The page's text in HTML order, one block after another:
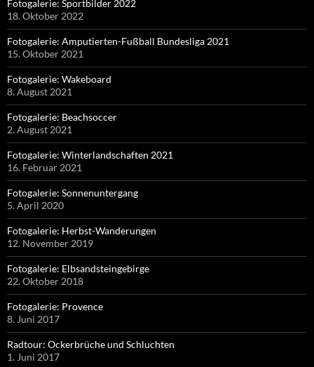
Fotogalerie: Sportbilder 2022
18. Oktober 2022
Fotogalerie: Amputierten-Fußball Bundesliga 2021
15. Oktober 2021
Fotogalerie: Wakeboard
8. August 2021
Fotogalerie: Beachsoccer
2. August 2021
Fotogalerie: Winterlandschaften 2021
16. Februar 2021
Fotogalerie: Sonnenuntergang
5. April 2020
Fotogalerie: Herbst-Wanderungen
12. November 2019
Fotogalerie: Elbsandsteingebirge
22. Oktober 2018
Fotogalerie: Provence
8. Juni 2017
Radtour: Ockerbrüche und Schluchten
1. Juni 2017